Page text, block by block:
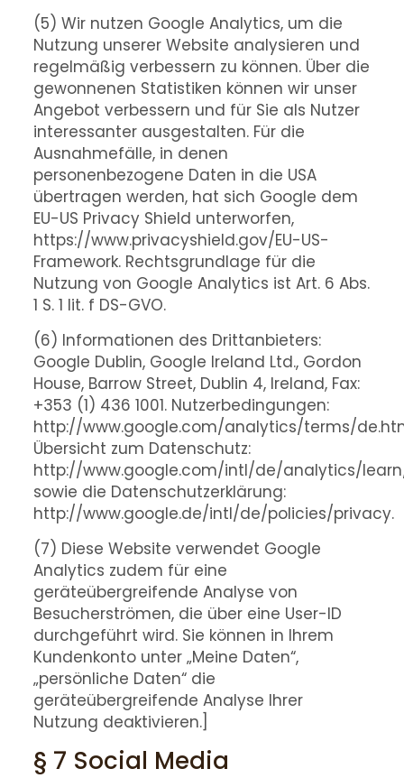
(5) Wir nutzen Google Analytics, um die
Nutzung unserer Website analysieren und
regelmäßig verbessern zu können. Über die
gewonnenen Statistiken können wir unser
Angebot verbessern und für Sie als Nutzer
interessanter ausgestalten. Für die
Ausnahmefälle, in denen
personenbezogene Daten in die USA
übertragen werden, hat sich Google dem
EU-US Privacy Shield unterworfen,
https://www.privacyshield.gov/EU-US-
Framework. Rechtsgrundlage für die
Nutzung von Google Analytics ist Art. 6 Abs.
1 S. 1 lit. f DS-GVO.
(6) Informationen des Drittanbieters:
Google Dublin, Google Ireland Ltd., Gordon
House, Barrow Street, Dublin 4, Ireland, Fax:
+353 (1) 436 1001. Nutzerbedingungen:
http://www.google.com/analytics/terms/
Übersicht zum Datenschutz:
http://www.google.com/intl/de/analytics/
sowie die Datenschutzerklärung:
http://www.google.de/intl/de/policies/privacy.
(7) Diese Website verwendet Google
Analytics zudem für eine
geräteübergreifende Analyse von
Besucherströmen, die über eine User-ID
durchgeführt wird. Sie können in Ihrem
Kundenkonto unter „Meine Daten“,
„persönliche Daten“ die
geräteübergreifende Analyse Ihrer
Nutzung deaktivieren.]
§ 7 Social Media